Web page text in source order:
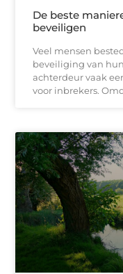
De beste
beveiligen
Veel mensen
beveiliging van
achterdeur vaak
voor inbrekers.